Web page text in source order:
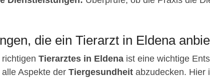
die ein Tierarzt in Eldena
Tierarztes in Eldena ist eine wichtige
Aspekte der Tiergesundheit abzudecken. Hier